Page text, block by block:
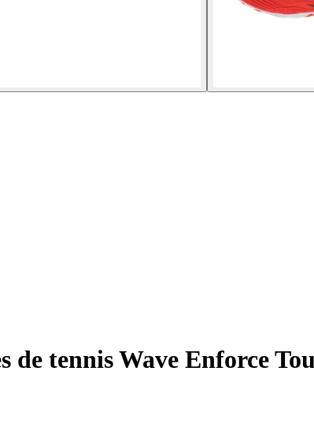
de tennis Wave Enforce